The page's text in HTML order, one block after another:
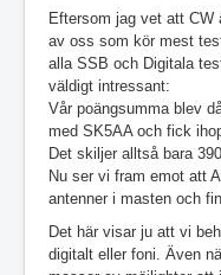
Eftersom jag vet att
av oss som kör mest
alla SSB och Digitala
väldigt intressant:
Vår poängsumma blev
med SK5AA och fick
Det skiljer alltså bara
Nu ser vi fram emot att
antenner i masten och
Det här visar ju att vi
digitalt eller foni. Även